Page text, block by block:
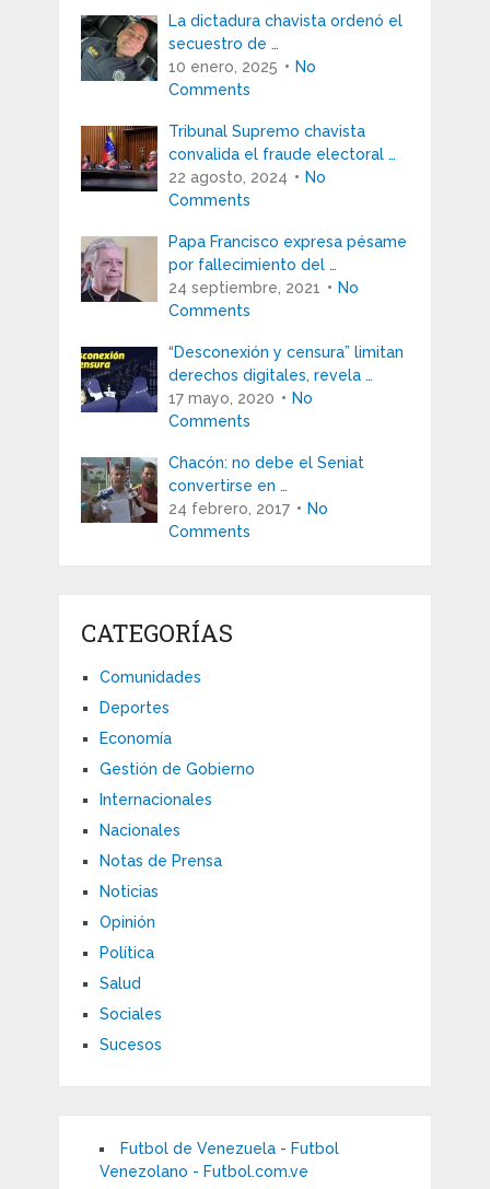
La dictadura chavista ordenó el
secuestro de …
10 enero, 2025
No
Comments
Tribunal Supremo chavista
convalida el fraude electoral …
22 agosto, 2024
No
Comments
Papa Francisco expresa pésame
por fallecimiento del …
24 septiembre, 2021
No
Comments
“Desconexión y censura” limitan
derechos digitales, revela …
17 mayo, 2020
No
Comments
Chacón: no debe el Seniat
convertirse en …
24 febrero, 2017
No
Comments
CATEGORÍAS
Comunidades
Deportes
Economía
Gestión de Gobierno
Internacionales
Nacionales
Notas de Prensa
Noticias
Opinión
Política
Salud
Sociales
Sucesos
Futbol de Venezuela - Futbol
Venezolano - Futbol.com.ve